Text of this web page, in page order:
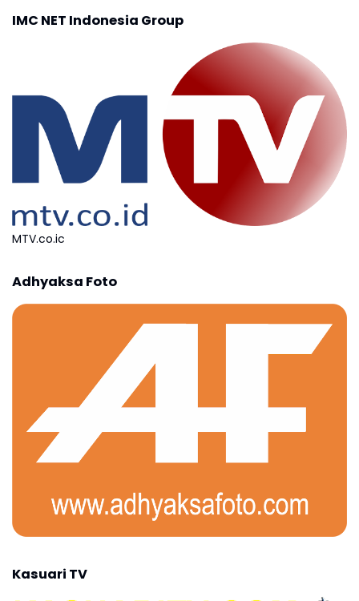
IMC NET Indonesia Group
MTV.co.ic
Adhyaksa Foto
Kasuari TV